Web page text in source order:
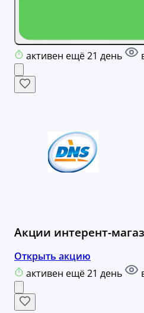
активен ещё 21 день
Акции интерент-
Открыть акцию
активен ещё 21 день